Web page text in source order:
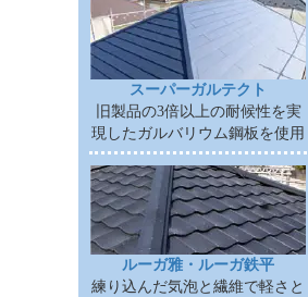
スーパーガルテクト
旧製品の3倍以上の耐候性を実
現したガルバリウム鋼板を使用
ルーガ雅・ルーガ鉄平
練り込んだ気泡と繊維で軽さと